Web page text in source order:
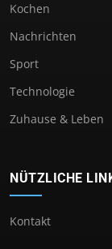
Kochen
Nachrichten
Sport
Technologie
Zuhause & Leben
NÜTZLICHE
Kontakt